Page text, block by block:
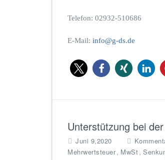
Telefon: 02932-510686
E-Mail: info@g-ds.de
Unterstützung bei
Juni 9,2020
Mehrwertsteuer, MwSt,